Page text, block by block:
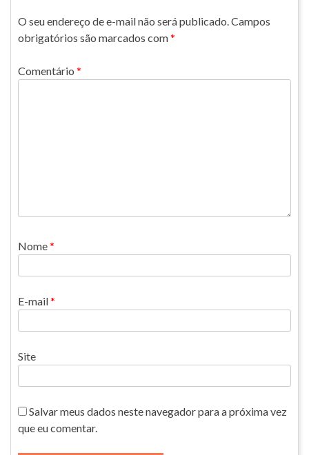
O seu endereço de e-mail não será publicado.Campos
obrigatórios são marcados com*
Comentário *
Nome*
E-mail*
Site
Salvar meus dados neste navegador para a próxima vez
que eu comentar.